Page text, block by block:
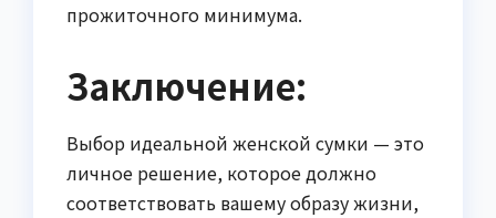
прожиточного минимума.
Заключение:
Выбор идеальной женской сумки — это
личное решение, которое должно
соответствовать вашему образу жизни,